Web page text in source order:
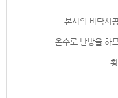
본사의 바닥시
온수로 난방을 하